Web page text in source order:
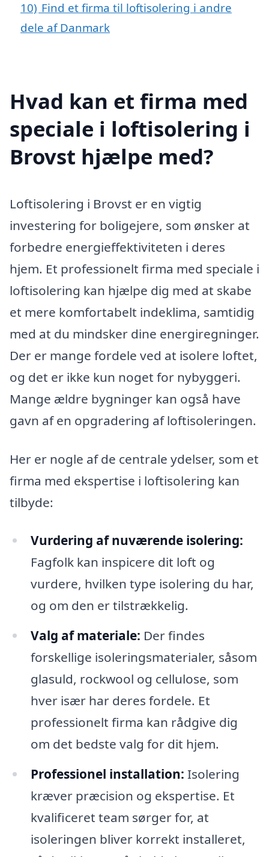
10) Find et firma til loftisolering i andre
dele af Danmark
Hvad kan et firma med
speciale i loftisolering i
Brovst hjælpe med?
Loftisolering i Brovst er en vigtig
investering for boligejere, som ønsker at
forbedre energieffektiviteten i deres
hjem. Et professionelt firma med speciale i
loftisolering kan hjælpe dig med at skabe
et mere komfortabelt indeklima, samtidig
med at du mindsker dine energiregninger.
Der er mange fordele ved at isolere loftet,
og det er ikke kun noget for nybyggeri.
Mange ældre bygninger kan også have
gavn af en opgradering af loftisoleringen.
Her er nogle af de centrale ydelser, som et
firma med ekspertise i loftisolering kan
tilbyde:
Vurdering af nuværende isolering:
Fagfolk kan inspicere dit loft og
vurdere, hvilken type isolering du har,
og om den er tilstrækkelig.
Valg af materiale: Der findes
forskellige isoleringsmaterialer, såsom
glasuld, rockwool og cellulose, som
hver især har deres fordele. Et
professionelt firma kan rådgive dig
om det bedste valg for dit hjem.
Professionel installation: Isolering
kræver præcision og ekspertise. Et
kvalificeret team sørger for, at
isoleringen bliver korrekt installeret,